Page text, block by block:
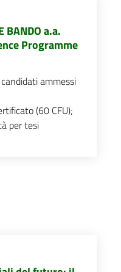
BANDO a.a.
Programme
ammessi
(60 CFU);
per tesi